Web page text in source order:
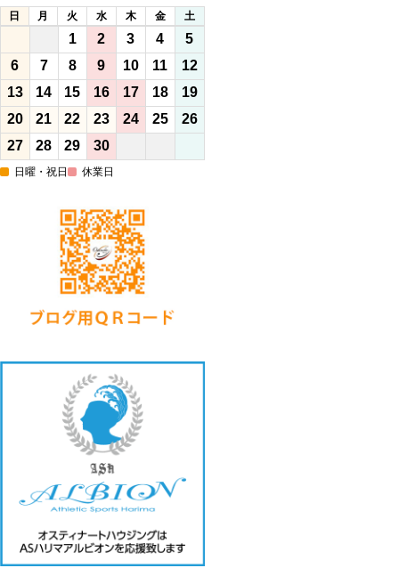
日 月 火 水 木 金 土
1 2 3 4
5
6
7 8 9 10 11
12
13
14 15 16 17 18
19
20
21 22 23 24 25
26
27
28 29 30
日曜・祝日 休業日